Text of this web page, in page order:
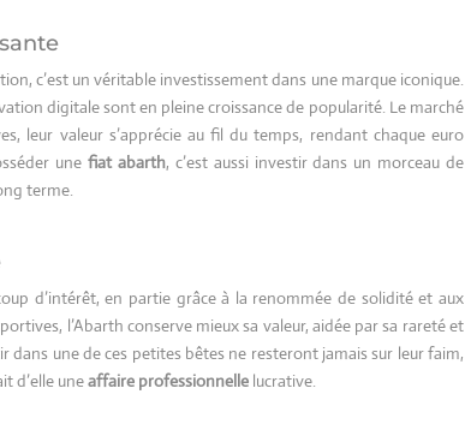
c’est un véritable investissement dans une marque iconique.
digitale sont en pleine croissance de popularité. Le marché
leur valeur s’apprécie au fil du temps, rendant chaque euro
unefiat abarth, c’est aussi investir dans un morceau de
terme.
d’intérêt, en partie grâce à la renommée de solidité et aux
l’Abarth conserve mieux sa valeur, aidée par sa rareté et
dans une de ces petites bêtes ne resteront jamais sur leur faim,
d’elle uneaffaire professionnelle lucrative.